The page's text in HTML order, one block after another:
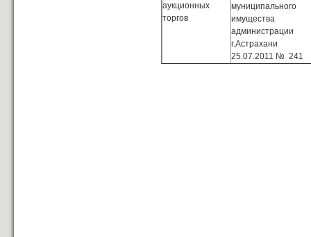
аукционных
торгов
муниципального
имущества
администрации
г.Астрахани
25.07.2011 № 241